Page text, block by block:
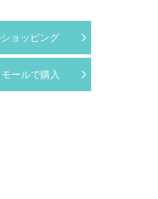
ョッピング
ールで購入